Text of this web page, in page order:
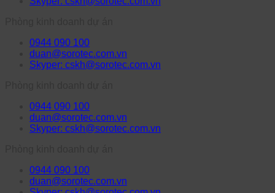
0944 090 100
duan@sorotec.com.vn
Skyper: cskh@sorotec.com.vn
0944 090 100
duan@sorotec.com.vn
Skyper: cskh@sorotec.com.vn
0944 090 100
duan@sorotec.com.vn